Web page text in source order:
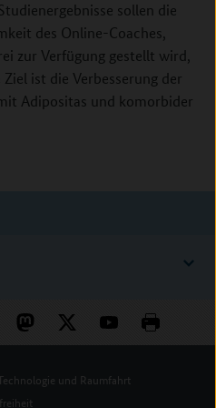
sollen die
des Online-Coaches,
zur Verfügung gestellt wird,
ist die Verbesserung der
Adipositas und komorbider
und Raumfahrt